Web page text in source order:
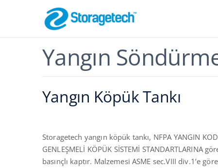
Boru Hattı
Yangın
Yangın Köpük Tankı
Storagetech yangın köpük tankı, NFPA YANGIN
GENLEŞMELİ KÖPÜK SİSTEMİ STANDARTLARINA
basınçlı kaptır. Malzemesi ASME sec.VIII div.1’e